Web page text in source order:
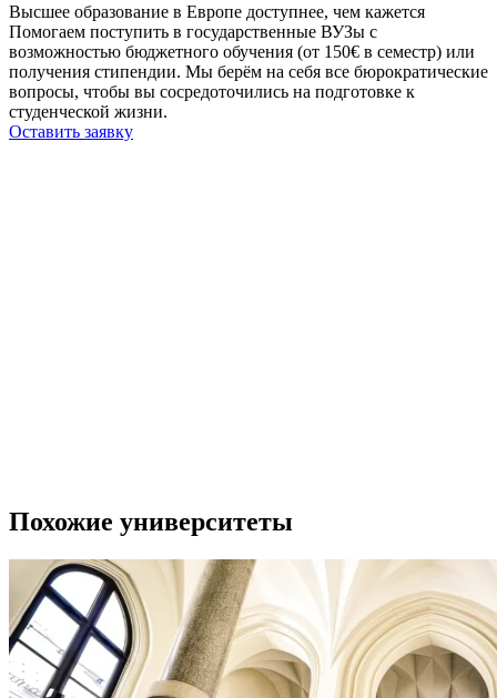
Высшее образование в Европе доступнее, чем кажется
Помогаем поступить в государственные ВУЗы с
возможностью бюджетного обучения (от 150€ в семестр) или
получения стипендии. Мы берём на себя все бюрократические
вопросы, чтобы вы сосредоточились на подготовке к
студенческой жизни.
Оставить заявку
Похожие университеты